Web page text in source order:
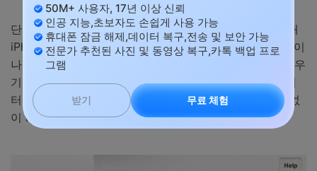
단계 2: 그런 다음 "모든 장치" 옵션을 선택해야 합니다. 내
iPhone 찾기가 이미 장치에서 활성화되어 있으면 iPhone이
나열된 것을 볼 수 있습니다. 그것을 클릭하고 "iPhone 지우
기"옵션을 선택하십시오. 그러면 암호를 포함한 모든 데이
터가 iPhone에서 제거됩니다. 따라서 이 프로세스는 Siri없
이 iPhone을 잠금 해제 가능합니다.
50M+ 사용자, 17년 이상 신뢰
인공 지능,초보자도 손쉽게 사용 가능
휴대폰 잠금 해제,데이터 복구,전송 및 보안 가능
전문가 추천된 사진 및 동영상 복구,카톡 백업 프로
그램
받기 무료 체험